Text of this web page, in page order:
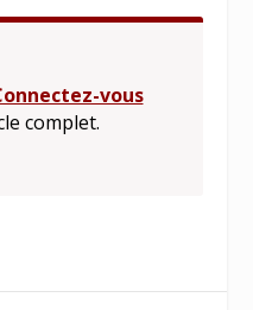
vous
complet.